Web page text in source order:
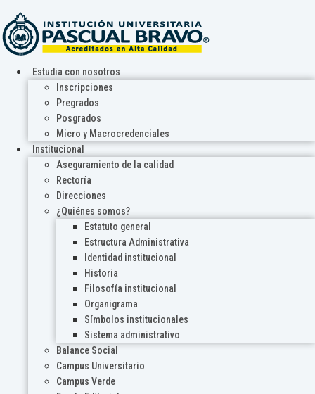
Estudia con nosotros
Inscripciones
Pregrados
Posgrados
Micro y Macrocredenciales
Institucional
Aseguramiento de la calidad
Rectoría
Direcciones
¿Quiénes somos?
Estatuto general
Estructura Administrativa
Identidad institucional
Historia
Filosofía institucional
Organigrama
Símbolos institucionales
Sistema administrativo
Balance Social
Campus Universitario
Campus Verde